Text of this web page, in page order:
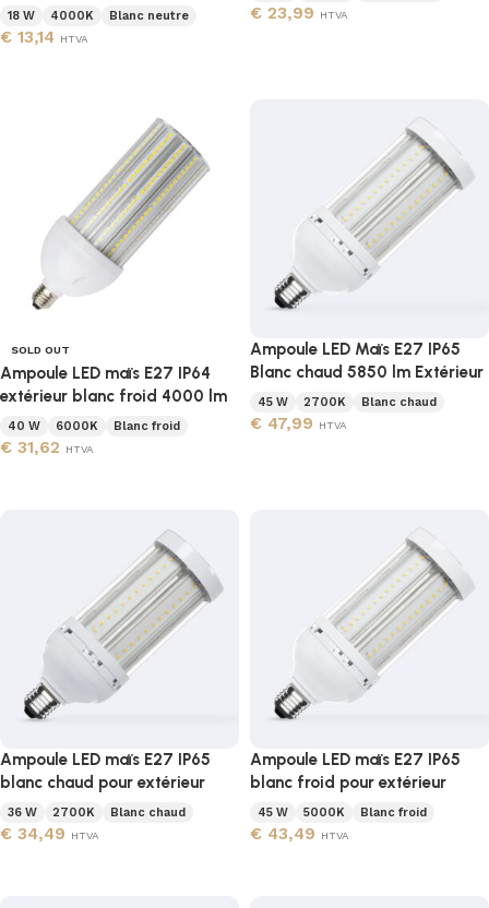
18 W 4000K Blanc neutre
€ 13,14 HTVA
€ 23,99 HTVA
SOLD OUT
Ampoule LED maïs E27 IP64
extérieur blanc froid 4000 lm
40 W 6000K Blanc froid
€ 31,62 HTVA
Ampoule LED Maïs E27 IP65
Blanc chaud 5850 lm Extérieur
45 W 2700K Blanc chaud
€ 47,99 HTVA
Ampoule LED maïs E27 IP65
blanc chaud pour extérieur
36 W 2700K Blanc chaud
€ 34,49 HTVA
Ampoule LED maïs E27 IP65
blanc froid pour extérieur
45 W 5000K Blanc froid
€ 43,49 HTVA